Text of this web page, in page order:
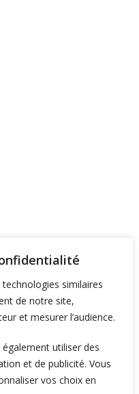
similaires
de notre site,
et mesurer l’audience.
utiliser des
et de publicité. Vous
vos choix en